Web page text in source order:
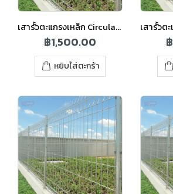
เสารั้วตะแกรงเหล็ก Circular 1.00 GY เทา
฿1,500.00
หยิบใส่ตะกร้า
฿